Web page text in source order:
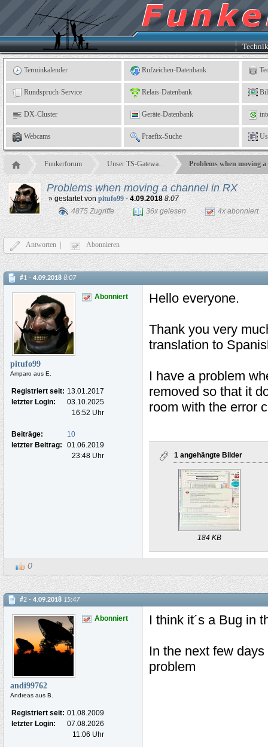
Kleingartenverein
e.
V.,
Leinefelde
Terminkalender Rufzeichen-Datenbank
Rundspruch-Service Relais-Datenbank
DX-Cluster Geräte-Datenbank
Webcams Praefix-Suche
Funkerforum Unser TS-Gatewa... Problems when moving
Problems when moving a channel in RX
» gestartet vonpitufo99-4.09.2018 8:07
4875 Zugriffe
36x gelesen 4x abonniert
Antworten | Abonnieren
#1 - 4.09.2018 8:07
Abonniert
pitufo99
Amparo aus E.
Registriert seit: 13.01.2017
letzter Login:
03.10.2025
16:52 Uhr
Beiträge:
10
letzter Beitrag:
01.06.2019
23:48 Uhr
Hello everyone.
Thank you very
translation to
I have a problem
removed so that it
room with the error
1 angehängte Bilder
184 KB
0
#2 - 4.09.2018 15:47
Abonniert
andi99762
Andreas aus B.
Registriert seit: 01.08.2009
letzter Login:
07.08.2026
11:06 Uhr
I think it´s a Bug in
In the next few
problem